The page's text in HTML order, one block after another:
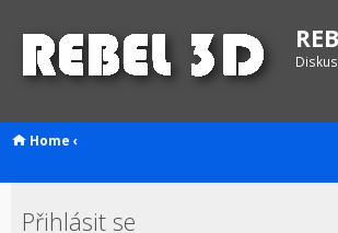
Home ‹
Přihlásit se